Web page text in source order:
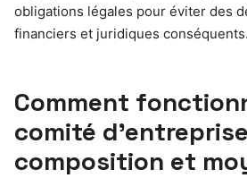
obligations légales pour éviter des
financiers et juridiques conséquents.
Comment
comité
composition et